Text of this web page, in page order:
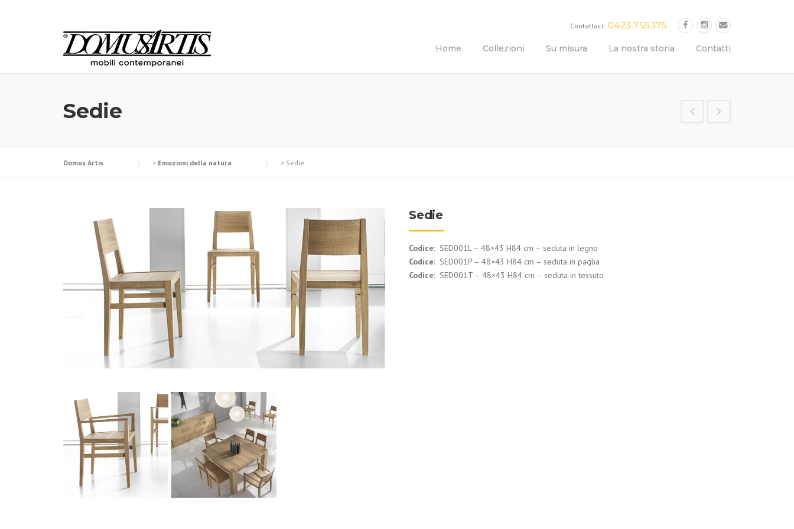
Contattaci: 0423.755375
Home Collezioni Su misura La nostra storia Contatti
Sedie
Domus Artis > Emozioni della natura > Sedie
Sedie
Codice: SED001L – 48×43 H84 cm – seduta in legno
Codice: SED001P – 48×43 H84 cm – seduta in paglia
Codice: SED001T – 48×43 H84 cm – seduta in tessuto